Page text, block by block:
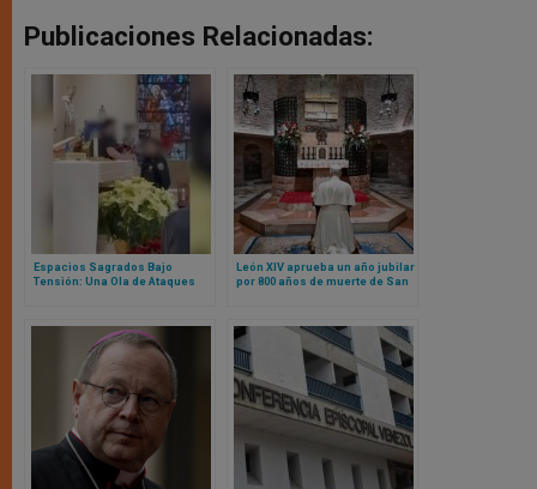
Publicaciones Relacionadas:
Espacios Sagrados Bajo
Tensión: Una Ola de Ataques
León XIV aprueba un año jubilar
por 800 años de muerte de San